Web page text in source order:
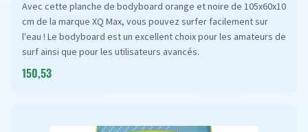
Avec cette planche de bodyboard orange et noire de 105x60x10
cm de la marque XQ Max, vous pouvez surfer facilement sur
l'eau ! Le bodyboard est un excellent choix pour les amateurs de
surf ainsi que pour les utilisateurs avancés.
150,53